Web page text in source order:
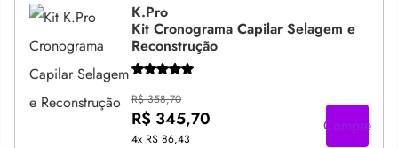
K.Pro
Kit Cronograma Capilar Selagem e
Reconstrução
R$ 358,70
R$ 345,70
4x R$ 86,43
Compre